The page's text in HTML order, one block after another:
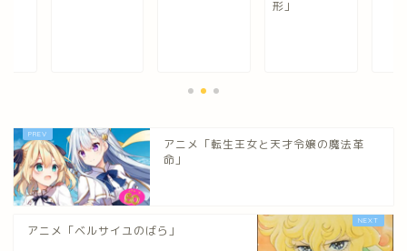
アニメ「転生王女と天才令嬢の魔法革
命」
アニメ「ベルサイユのばら」